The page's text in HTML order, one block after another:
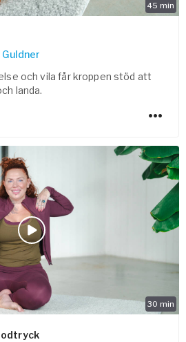
45 min
Guldner
och vila får kroppen stöd att
landa.
30 min